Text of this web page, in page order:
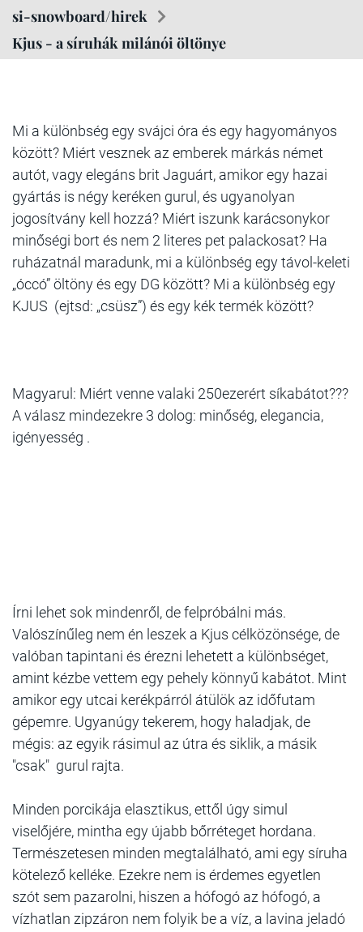
si-snowboard/hirek
Kjus - a síruhák milánói öltönye
Mi a különbség egy svájci óra és egy hagyományos
között? Miért vesznek az emberek márkás német
autót, vagy elegáns brit Jaguárt, amikor egy hazai
gyártás is négy keréken gurul, és ugyanolyan
jogosítvány kell hozzá? Miért iszunk karácsonykor
minőségi bort és nem 2 literes pet palackosat? Ha
ruházatnál maradunk, mi a különbség egy távol-keleti
„óccó” öltöny és egy DG között? Mi a különbség egy
KJUS (ejtsd: „csüsz”) és egy kék termék között?
Magyarul: Miért venne valaki 250ezerért síkabátot???
A válasz mindezekre 3 dolog: minőség, elegancia,
igényesség .
Írni lehet sok mindenről, de felpróbálni más.
Valószínűleg nem én leszek a Kjus célközönsége, de
valóban tapintani és érezni lehetett a különbséget,
amint kézbe vettem egy pehely könnyű kabátot. Mint
amikor egy utcai kerékpárról átülök az időfutam
gépemre. Ugyanúgy tekerem, hogy haladjak, de
mégis: az egyik rásimul az útra és siklik, a másik
"csak" gurul rajta.
Minden porcikája elasztikus, ettől úgy simul
viselőjére, mintha egy újabb bőrréteget hordana.
Természetesen minden megtalálható, ami egy síruha
kötelező kelléke. Ezekre nem is érdemes egyetlen
szót sem pazarolni, hiszen a hófogó az hófogó, a
vízhatlan zipzáron nem folyik be a víz, a lavina jeladó